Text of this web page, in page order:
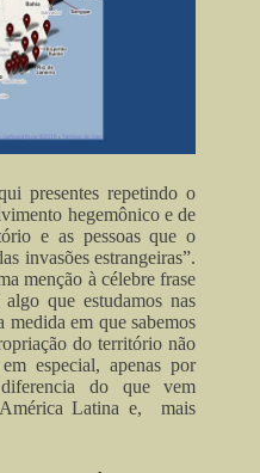
presentes repetindo o
hegemônico e de
e as pessoas que o
invasões estrangeiras”.
menção à célebre frase
que estudamos nas
em que sabemos
do território não
especial, apenas por
do que vem
América Latina e, mais